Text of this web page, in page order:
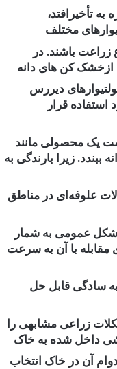
تأخیر‌افتد،
مختلف
زراعت باشند. ‏در
ازخشک ‌کن ‌های دانه
‏دیررس
قرار
یک محصولی مانند
زیرا بارندگی به
علوفه‌ای در مناطق
عمومی به شمار
با ‏آن به سرعت
سادگی قابل حل
زراعی مشابهی را
داخل شده به خاک
آن در خاک انتخاب